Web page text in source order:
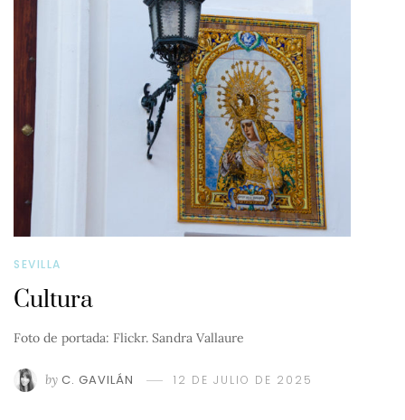
SEVILLA
Cultura
Foto de portada: Flickr. Sandra Vallaure
by C. GAVILÁN 12 DE JULIO DE 2025